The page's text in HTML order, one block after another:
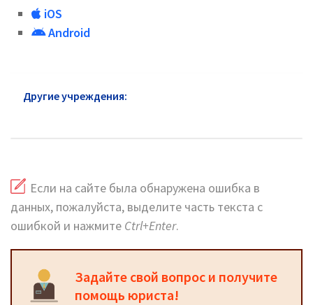
iOS
Android
Другие учреждения:
Если на сайте была обнаружена ошибка в
данных, пожалуйста, выделите часть текста с
ошибкой и нажмите Ctrl+Enter.
Задайте свой вопрос и получите
помощь юриста!